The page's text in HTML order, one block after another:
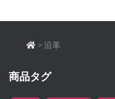
> 沿革
商品タグ